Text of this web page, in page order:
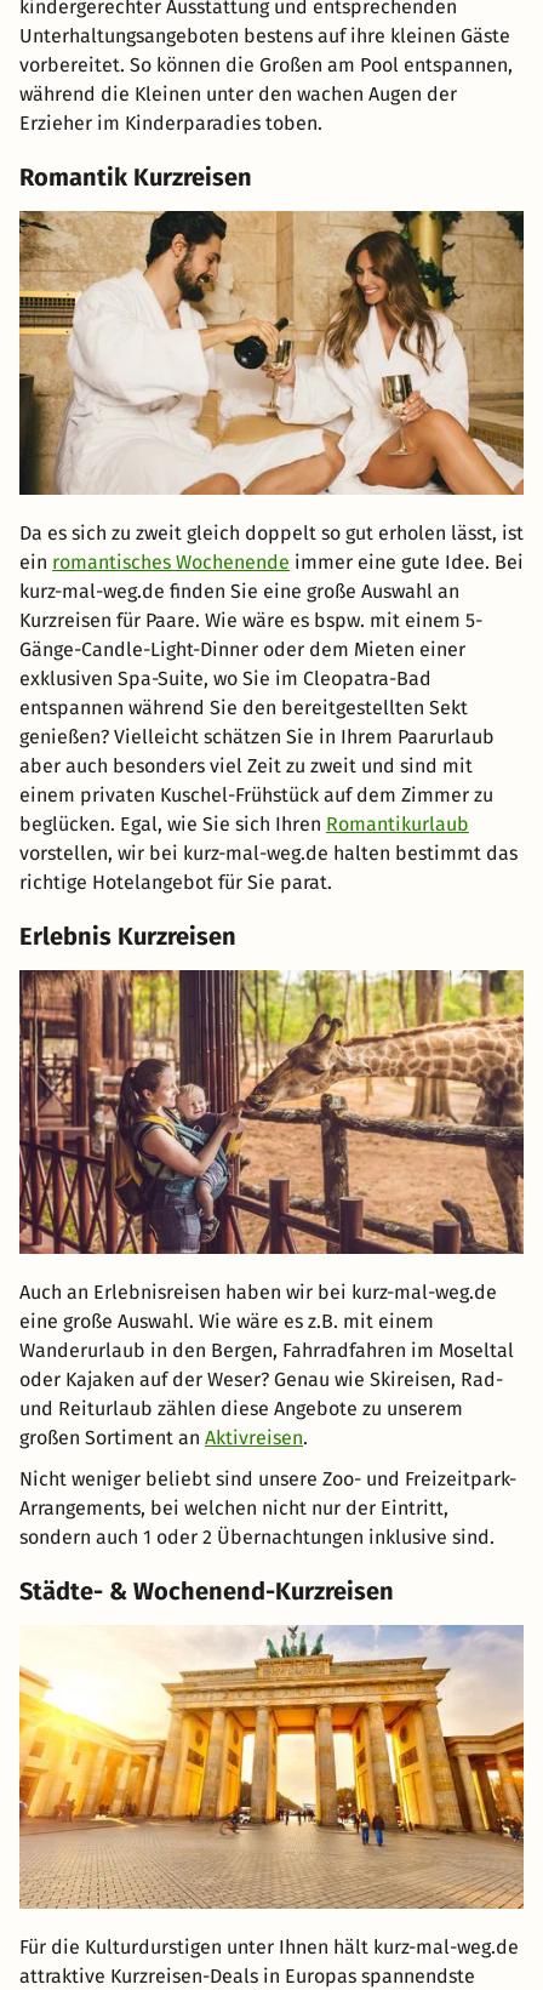
kindergerechter Ausstattung und entsprechenden
Unterhaltungsangeboten bestens auf ihre kleinen Gäste
vorbereitet. So können die Großen am Pool entspannen,
während die Kleinen unter den wachen Augen der
Erzieher im Kinderparadies toben.
Romantik Kurzreisen
Da es sich zu zweit gleich doppelt so gut erholen lässt, ist
ein romantisches Wochenende immer eine gute Idee. Bei
kurz-mal-weg.de finden Sie eine große Auswahl an
Kurzreisen für Paare. Wie wäre es bspw. mit einem 5-
Gänge-Candle-Light-Dinner oder dem Mieten einer
exklusiven Spa-Suite, wo Sie im Cleopatra-Bad
entspannen während Sie den bereitgestellten Sekt
genießen? Vielleicht schätzen Sie in Ihrem Paarurlaub
aber auch besonders viel Zeit zu zweit und sind mit
einem privaten Kuschel-Frühstück auf dem Zimmer zu
beglücken. Egal, wie Sie sich Ihren Romantikurlaub
vorstellen, wir bei kurz-mal-weg.de halten bestimmt das
richtige Hotelangebot für Sie parat.
Erlebnis Kurzreisen
Auch an Erlebnisreisen haben wir bei kurz-mal-weg.de
eine große Auswahl. Wie wäre es z.B. mit einem
Wanderurlaub in den Bergen, Fahrradfahren im Moseltal
oder Kajaken auf der Weser? Genau wie Skireisen, Rad-
und Reiturlaub zählen diese Angebote zu unserem
großen Sortiment an Aktivreisen.
Nicht weniger beliebt sind unsere Zoo- und Freizeitpark-
Arrangements, bei welchen nicht nur der Eintritt,
sondern auch 1 oder 2 Übernachtungen inklusive sind.
Städte- & Wochenend-Kurzreisen
Für die Kulturdurstigen unter Ihnen hält kurz-mal-weg.de
attraktive Kurzreisen-Deals in Europas spannendste